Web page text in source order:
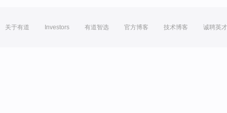
关于有道 Investors 有道智选 官方博客 技术博客 诚聘英才